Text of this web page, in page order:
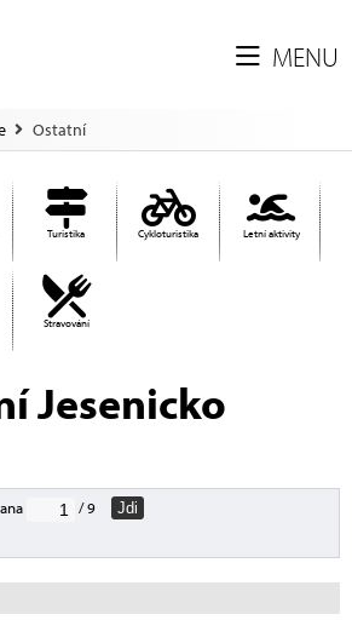
MENU
Ostatní
Turistika Cykloturistika Letní aktivity
Stravování
Jesenicko
/ 9 Jdi